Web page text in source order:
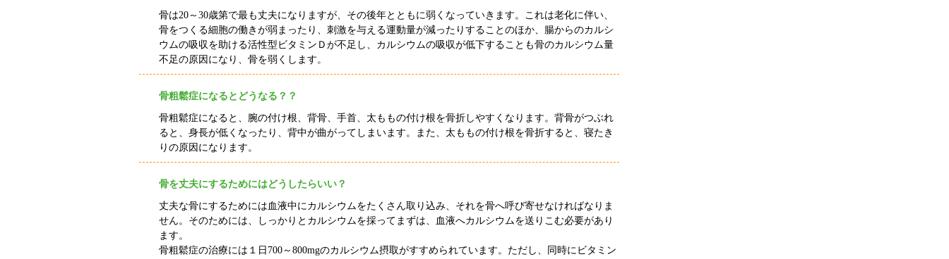
骨は20 ～ 30歳第で最も丈夫になりますが、その後年とともに弱くなっていきます。これは老化に伴い、
骨をつくる細胞の働きが弱まったり、刺激を与える運動量が減ったりすることのほか、腸からのカルシ
ウムの吸収を助ける活性型ビタミンＤが不足し、カルシウムの吸収が低下することも骨のカルシウム量
不足の原因になり、骨を弱くします。
骨粗鬆症になるとどうなる？？
骨粗鬆症になると、腕の付け根、背骨、手首、太ももの付け根を骨折しやすくなります。背骨がつぶれ
ると、身長が低くなったり、背中が曲がってしまいます。また、太ももの付け根を骨折すると、寝たき
りの原因になります。
骨を丈夫にするためにはどうしたらいい？
丈夫な骨にするためには血液中にカルシウムをたくさん取り込み、それを骨へ呼び寄せなければなりま
せん。そのためには、しっかりとカルシウムを採ってまずは、血液へカルシウムを送りこむ必要があり
ます。
骨粗鬆症の治療には１日 700 ～ 800mgのカルシウム摂取がすすめられています。ただし、同時にビタミン